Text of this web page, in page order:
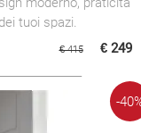
tuoi spazi.
€ 415 € 249
-